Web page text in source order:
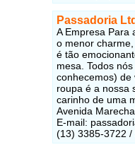
Passadoria
A Empresa Para
o menor
é tão
mesa. Todos
conhecemos) de
roupa é a nossa
carinho de uma
Avenida
E-mail:
(13) 3385-3722